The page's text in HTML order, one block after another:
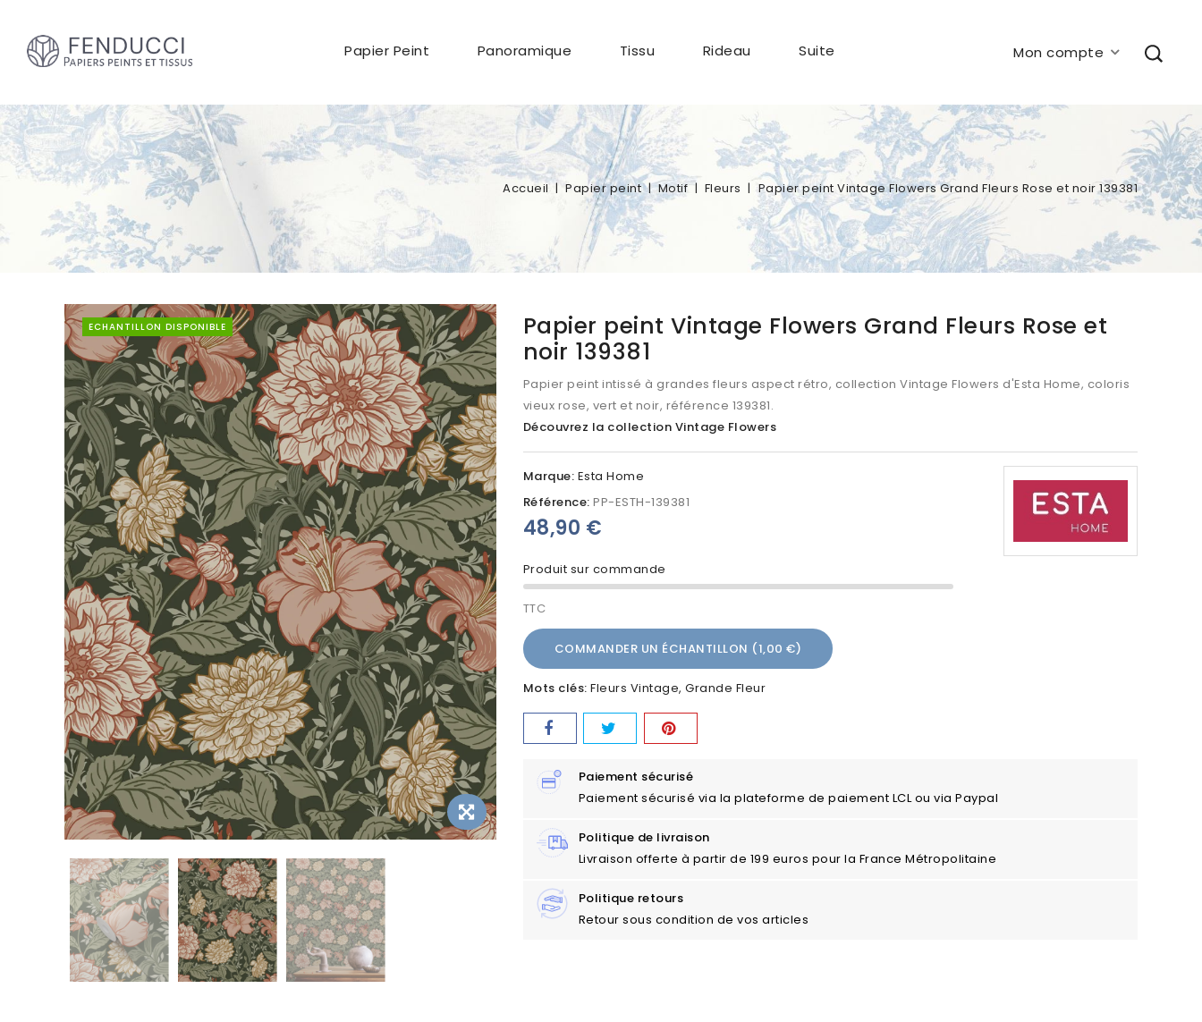
Mon compte
Papier Peint Panoramique Tissu Rideau Suite
Accueil Papier peint Motif Fleurs Papier peint Vintage Flowers Grand Fleurs Rose et noir 139381
ECHANTILLON DISPONIBLE
Papier peint Vintage Flowers Grand Fleurs Rose et
noir 139381
Papier peint intissé à grandes fleurs aspect rétro, collection Vintage Flowers d'Esta Home, coloris
vieux rose, vert et noir, référence 139381.
Découvrez la collection Vintage Flowers
Marque: Esta Home
Référence: PP-ESTH-139381
Produit sur commande
48,90 €
TTC
COMMANDER UN ÉCHANTILLON (1,00 €)
Mots clés: Fleurs Vintage Grande Fleur
Paiement sécurisé
Paiement sécurisé via la plateforme de paiement LCL ou via Paypal
Politique de livraison
Livraison offerte à partir de 199 euros pour la France Métropolitaine
Politique retours
Retour sous condition de vos articles